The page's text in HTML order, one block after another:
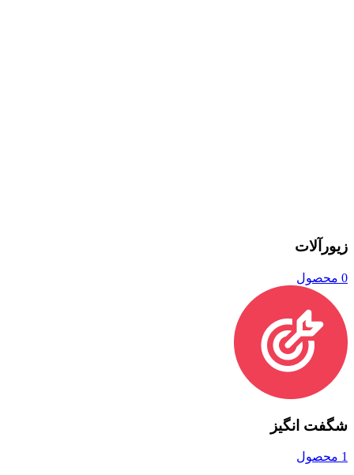
زیورآلات
0 محصول
شگفت انگیز
1 محصول